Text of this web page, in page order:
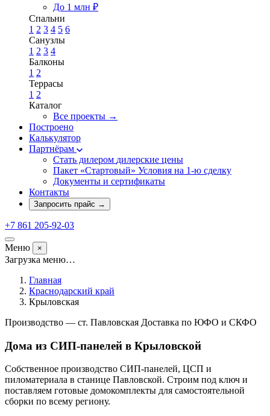
До 1 млн ₽
Спальни
1 2 3 4 5 6
Санузлы
1 2 3 4
Балконы
1 2
Террасы
1 2
Каталог
Все проекты →
Построено
Калькулятор
Партнёрам
Стать дилером дилерские цены
Пакет «Стартовый» Условия на 1-ю сделку
Документы и сертификаты
Контакты
Запросить прайс →
+7 861 205-92-03
Меню ×
Загрузка меню…
Главная
Краснодарский край
Крыловская
Производство — ст. Павловская Доставка по ЮФО и СКФО
Дома из СИП-панелей в Крыловской
Собственное производство СИП-панелей, ЦСП и
пиломатериала в станице Павловской. Строим под ключ и
поставляем готовые домокомплекты для самостоятельной
сборки по всему региону.